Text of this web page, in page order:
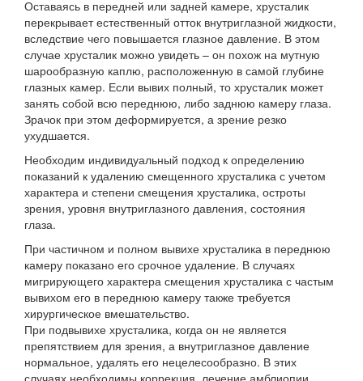
Оставаясь в передней или задней камере, хрусталик
перекрывает естественный отток внутриглазной жидкости,
вследствие чего повышается глазное давление. В этом
случае хрусталик можно увидеть – он похож на мутную
шарообразную каплю, расположенную в самой глубине
глазных камер. Если вывих полный, то хрусталик может
занять собой всю переднюю, либо заднюю камеру глаза.
Зрачок при этом деформируется, а зрение резко
ухудшается.
Необходим индивидуальный подход к определению
показаний к удалению смещенного хрусталика с учетом
характера и степени смещения хрусталика, остроты
зрения, уровня внутриглазного давления, состояния
глаза.
При частичном и полном вывихе хрусталика в переднюю
камеру показано его срочное удаление. В случаях
мигрирующего характера смещения хрусталика с частым
вывихом его в переднюю камеру также требуется
хирургическое вмешательство.
При подвывихе хрусталика, когда он не является
препятствием для зрения, а внутриглазное давление
нормальное, удалять его нецелесообразно. В этих
случаях необходимы коррекция, лечение амблиопии,